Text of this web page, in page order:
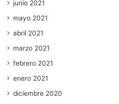
junio 2021
mayo 2021
abril 2021
marzo 2021
febrero 2021
enero 2021
diciembre 2020